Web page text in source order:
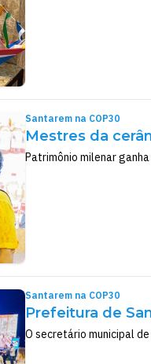
Santarem na COP30
Mestres da
Patrimônio milenar
Santarem na COP30
Prefeitura de
O secretário municipal